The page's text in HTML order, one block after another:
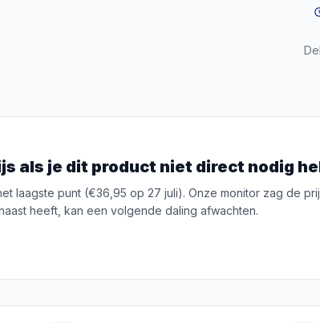
als je dit product niet direct nodig
laagste punt (€36,95 op 27 juli). Onze monitor zag de
heeft, kan een volgende daling afwachten.